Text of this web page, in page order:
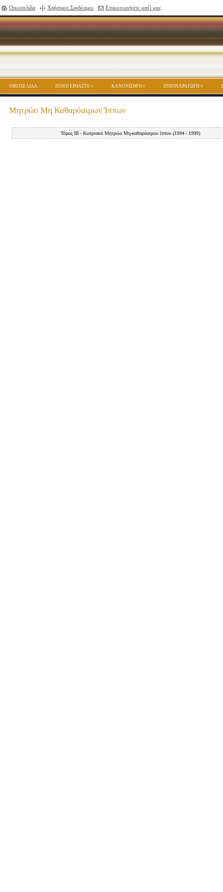
Οικοσελίδα Χρήσιμοι Συνδέσμοι Επικοινωνήστε μαζί μας
ΟΙΚΟΣΕΛΙΔΑ ΠΟΙΟΙ ΕΙΜΑΣΤΕ ΚΑΝΟΝΙΣΜΟΙ ΙΠΠΟΠΑΡΑΓΩΓΗ
Μητρώο Μη Καθαρόαιμων Ίππων
Τόμος ΙΙΙ - Κυπριακό Μητρώο Μη-καθαρόαιμου ίππου (1994 - 1999)